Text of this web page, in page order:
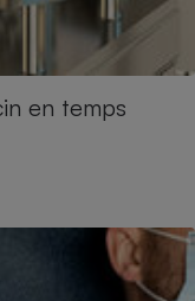
en temps